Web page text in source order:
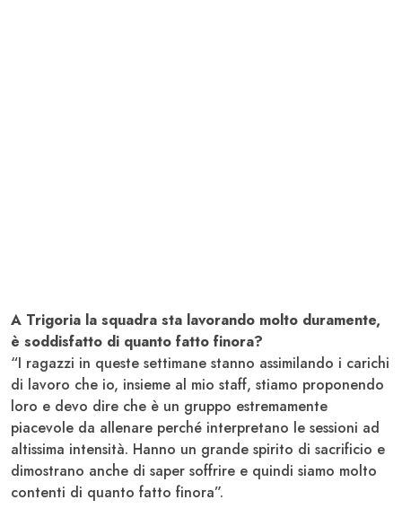
A Trigoria la squadra sta lavorando molto duramente,
è soddisfatto di quanto fatto finora?
“I ragazzi in queste settimane stanno assimilando i carichi
di lavoro che io, insieme al mio staff, stiamo proponendo
loro e devo dire che è un gruppo estremamente
piacevole da allenare perché interpretano le sessioni ad
altissima intensità. Hanno un grande spirito di sacrificio e
dimostrano anche di saper soffrire e quindi siamo molto
contenti di quanto fatto finora”.